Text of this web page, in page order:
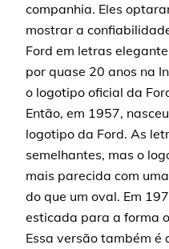
companhia. Eles
mostrar a
Ford em letras
por quase 20 anos na
o logotipo oficial da
Então, em 1957,
logotipo da Ford. As
semelhantes, mas o
mais parecida com
do que um oval. Em
esticada para a forma
Essa versão também